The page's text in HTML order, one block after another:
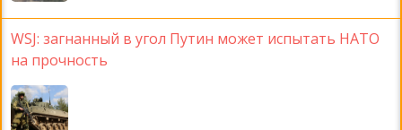
WSJ: загнанный в угол Путин может испытать НАТО
на прочность